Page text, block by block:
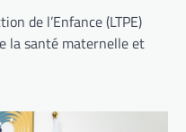
de l’Enfance (LTPE)
la santé maternelle et